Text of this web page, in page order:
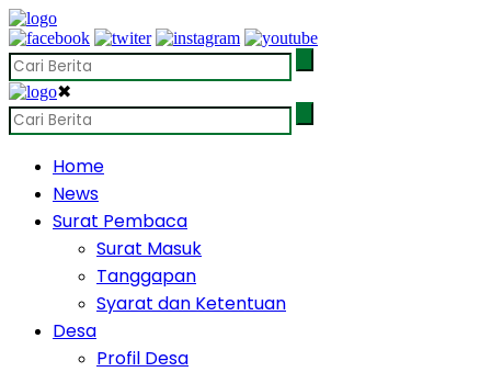
✖
Home
News
Surat Pembaca
Surat Masuk
Tanggapan
Syarat dan Ketentuan
Desa
Profil Desa